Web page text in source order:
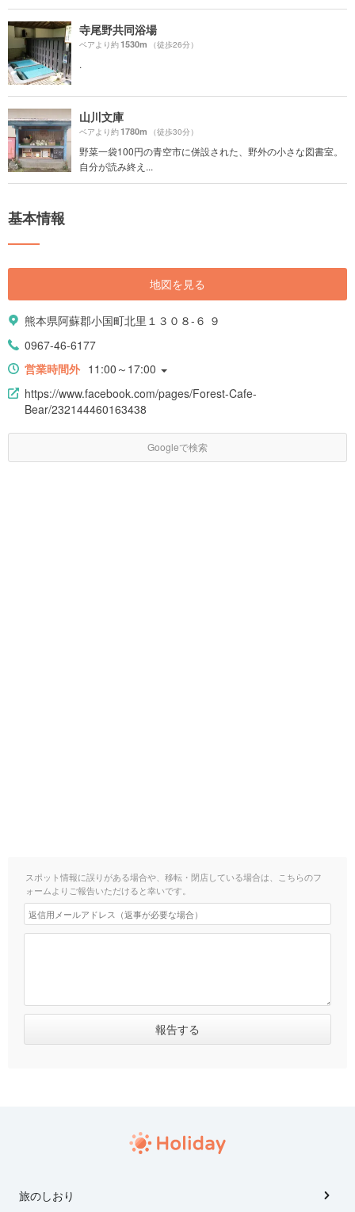
寺尾野共同浴場
ベアより約1530m （徒歩26分）
.
山川文庫
ベアより約1780m （徒歩30分）
野菜一袋100円の青空市に併設された、野外の小さな図書室。
自分が読み終え...
基本情報
地図を見る
熊本県阿蘇郡小国町北里１３０８-６ ９
0967-46-6177
営業時間外 11:00～17:00
https://www.facebook.com/pages/Forest-Cafe-
Bear/232144460163438
Googleで検索
スポット情報に誤りがある場合や、移転・閉店している場合は、こちらのフ
ォームよりご報告いただけると幸いです。
旅のしおり